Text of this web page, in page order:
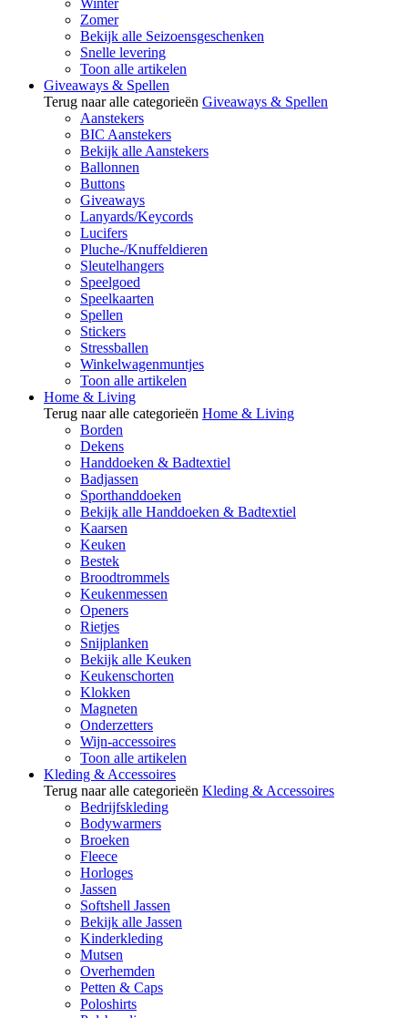
Winter
Zomer
Bekijk alle Seizoensgeschenken
Snelle levering
Toon alle artikelen
Giveaways & Spellen
Terug naar alle categorieën Giveaways & Spellen
Aanstekers
BIC Aanstekers
Bekijk alle Aanstekers
Ballonnen
Buttons
Giveaways
Lanyards/Keycords
Lucifers
Pluche-/Knuffeldieren
Sleutelhangers
Speelgoed
Speelkaarten
Spellen
Stickers
Stressballen
Winkelwagenmuntjes
Toon alle artikelen
Home & Living
Terug naar alle categorieën Home & Living
Borden
Dekens
Handdoeken & Badtextiel
Badjassen
Sporthanddoeken
Bekijk alle Handdoeken & Badtextiel
Kaarsen
Keuken
Bestek
Broodtrommels
Keukenmessen
Openers
Rietjes
Snijplanken
Bekijk alle Keuken
Keukenschorten
Klokken
Magneten
Onderzetters
Wijn-accessoires
Toon alle artikelen
Kleding & Accessoires
Terug naar alle categorieën Kleding & Accessoires
Bedrijfskleding
Bodywarmers
Broeken
Fleece
Horloges
Jassen
Softshell Jassen
Bekijk alle Jassen
Kinderkleding
Mutsen
Overhemden
Petten & Caps
Poloshirts